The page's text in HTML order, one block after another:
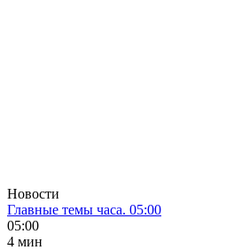
Новости
Главные темы часа. 05:00
05:00
4 мин